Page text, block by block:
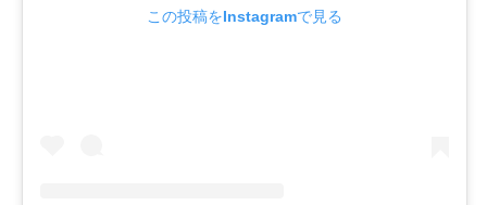
この投稿をInstagramで見る